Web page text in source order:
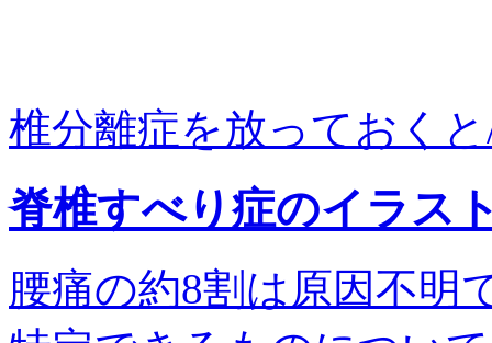
椎分離症を放っておく
脊椎すべり症のイラス
腰痛の約8割は原因不明